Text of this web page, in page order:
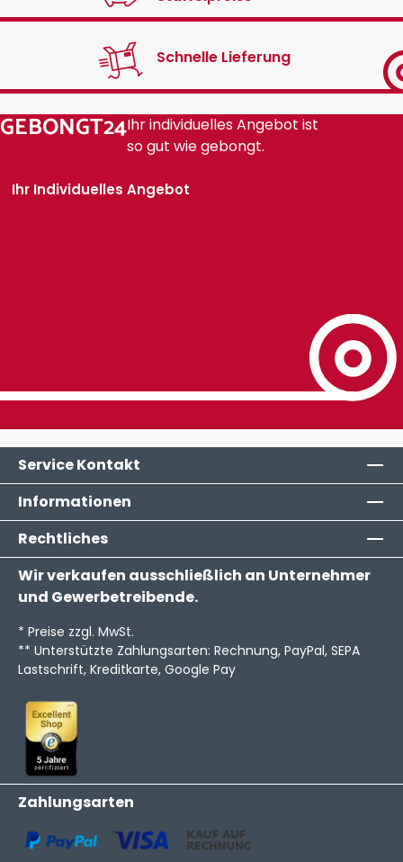
Schnelle Lieferung
GEBONGT24Ihr individuelles Angebot ist
so gut wie gebongt.
Ihr Individuelles Angebot
Service Kontakt
Informationen
Rechtliches
Wir verkaufen ausschließlich an Unternehmer
und Gewerbetreibende.
* Preise zzgl. MwSt.
** Unterstützte Zahlungsarten: Rechnung, PayPal, SEPA
Lastschrift, Kreditkarte, Google Pay
Zahlungsarten